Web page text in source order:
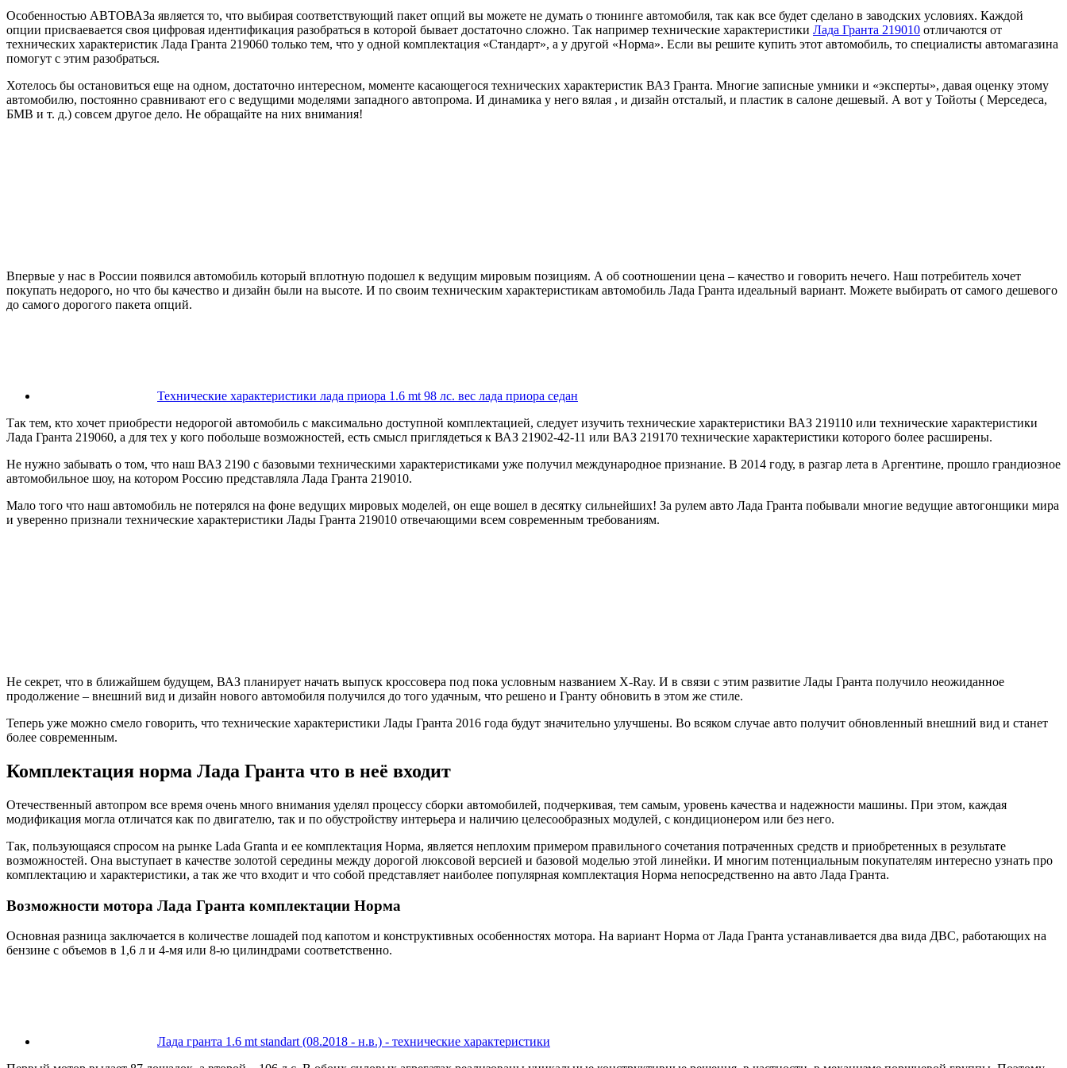
Особенностью АВТОВАЗа является то, что выбирая соответствующий пакет опций вы можете не думать о тюнинге автомобиля, так как все будет сделано в заводских условиях. Каждой
опции присваевается своя цифровая идентификация разобраться в которой бывает достаточно сложно. Так например технические характеристики Лада Гранта 219010 отличаются от
технических характеристик Лада Гранта 219060 только тем, что у одной комплектация «Стандарт», а у другой «Норма». Если вы решите купить этот автомобиль, то специалисты автомагазина
помогут с этим разобраться.
Хотелось бы остановиться еще на одном, достаточно интересном, моменте касающегося технических характеристик ВАЗ Гранта. Многие записные умники и «эксперты», давая оценку этому
автомобилю, постоянно сравнивают его с ведущими моделями западного автопрома. И динамика у него вялая , и дизайн отсталый, и пластик в салоне дешевый. А вот у Тойоты ( Мерседеса,
БМВ и т. д.) совсем другое дело. Не обращайте на них внимания!
Впервые у нас в России появился автомобиль который вплотную подошел к ведущим мировым позициям. А об соотношении цена – качество и говорить нечего. Наш потребитель хочет
покупать недорого, но что бы качество и дизайн были на высоте. И по своим техническим характеристикам автомобиль Лада Гранта идеальный вариант. Можете выбирать от самого дешевого
до самого дорогого пакета опций.
Технические характеристики лада приора 1.6 mt 98 лс. вес лада приора седан
Так тем, кто хочет приобрести недорогой автомобиль с максимально доступной комплектацией, следует изучить технические характеристики ВАЗ 219110 или технические характеристики
Лада Гранта 219060, а для тех у кого побольше возможностей, есть смысл приглядеться к ВАЗ 21902-42-11 или ВАЗ 219170 технические характеристики которого более расширены.
Не нужно забывать о том, что наш ВАЗ 2190 с базовыми техническими характеристиками уже получил международное признание. В 2014 году, в разгар лета в Аргентине, прошло грандиозное
автомобильное шоу, на котором Россию представляла Лада Гранта 219010.
Мало того что наш автомобиль не потерялся на фоне ведущих мировых моделей, он еще вошел в десятку сильнейших! За рулем авто Лада Гранта побывали многие ведущие автогонщики мира
и уверенно признали технические характеристики Лады Гранта 219010 отвечающими всем современным требованиям.
Не секрет, что в ближайшем будущем, ВАЗ планирует начать выпуск кроссовера под пока условным названием X-Ray. И в связи с этим развитие Лады Гранта получило неожиданное
продолжение – внешний вид и дизайн нового автомобиля получился до того удачным, что решено и Гранту обновить в этом же стиле.
Теперь уже можно смело говорить, что технические характеристики Лады Гранта 2016 года будут значительно улучшены. Во всяком случае авто получит обновленный внешний вид и станет
более современным.
Комплектация норма Лада Гранта что в неё входит
Отечественный автопром все время очень много внимания уделял процессу сборки автомобилей, подчеркивая, тем самым, уровень качества и надежности машины. При этом, каждая
модификация могла отличатся как по двигателю, так и по обустройству интерьера и наличию целесообразных модулей, с кондиционером или без него.
Так, пользующаяся спросом на рынке Lada Granta и ее комплектация Норма, является неплохим примером правильного сочетания потраченных средств и приобретенных в результате
возможностей. Она выступает в качестве золотой середины между дорогой люксовой версией и базовой моделью этой линейки. И многим потенциальным покупателям интересно узнать про
комплектацию и характеристики, а так же что входит и что собой представляет наиболее популярная комплектация Норма непосредственно на авто Лада Гранта.
Возможности мотора Лада Гранта комплектации Норма
Основная разница заключается в количестве лошадей под капотом и конструктивных особенностях мотора. На вариант Норма от Лада Гранта устанавливается два вида ДВС, работающих на
бензине с объемов в 1,6 л и 4-мя или 8-ю цилиндрами соответственно.
Лада гранта 1.6 mt standart (08.2018 - н.в.) - технические характеристики